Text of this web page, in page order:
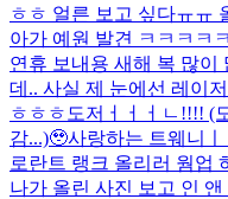
ㅎㅎ 얼른 보고 싶다ㅠㅠ
아가 예원 발견 ㅋㅋㅋㅋ
연휴 보내용 새해 복 많이
데.. 사실 제 눈에선 레이
ㅎㅎㅎ 도저ㅓㅓㅓㄴ!!!! (
감...)🥹사랑하는 트웨니
로란트 랭크 올리러 웜업
나가 올린 사진 보고 인